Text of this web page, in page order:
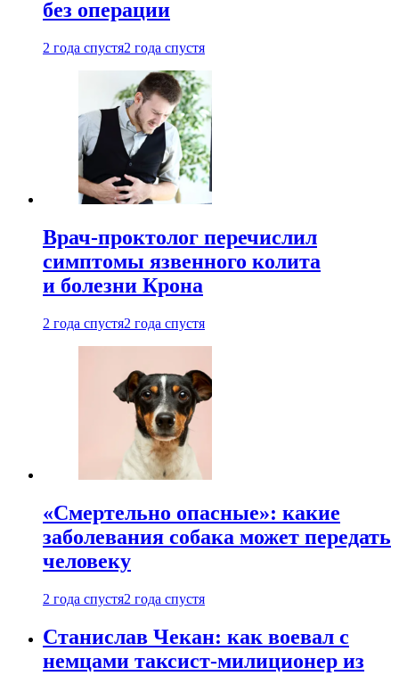
без операции
2 года спустя2 года спустя
Врач-проктолог перечислил
симптомы язвенного колита
и болезни Крона
2 года спустя2 года спустя
«Смертельно опасные»: какие
заболевания собака может передать
человеку
2 года спустя2 года спустя
Станислав Чекан: как воевал с
немцами таксист-милиционер из